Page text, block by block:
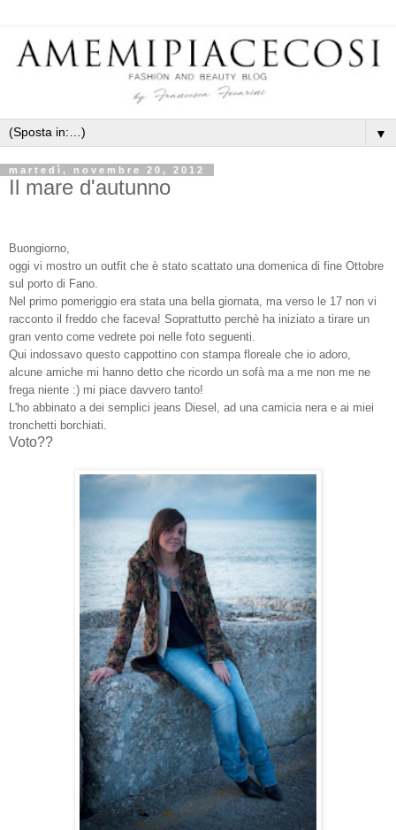
▼
martedì, novembre 20, 2012
Il mare d'autunno
Buongiorno,
oggi vi mostro un outfit che è stato scattato una domenica di fine Ottobre
sul porto di Fano.
Nel primo pomeriggio era stata una bella giornata, ma verso le 17 non vi
racconto il freddo che faceva! Soprattutto perchè ha iniziato a tirare un
gran vento come vedrete poi nelle foto seguenti.
Qui indossavo questo cappottino con stampa floreale che io adoro,
alcune amiche mi hanno detto che ricordo un sofà ma a me non me ne
frega niente :) mi piace davvero tanto!
L'ho abbinato a dei semplici jeans Diesel, ad una camicia nera e ai miei
tronchetti borchiati.
Voto??